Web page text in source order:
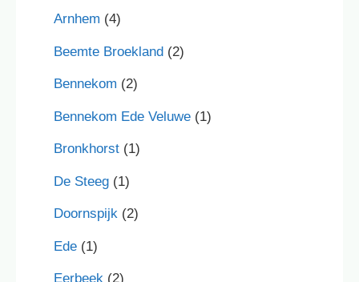
Arnhem (4)
Beemte Broekland (2)
Bennekom (2)
Bennekom Ede Veluwe (1)
Bronkhorst (1)
De Steeg (1)
Doornspijk (2)
Ede (1)
Eerbeek (2)